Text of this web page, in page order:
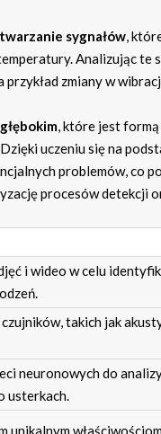
sygnałów,
Analizując te
zmiany w
, które jest
uczeniu się na
problemów, co
procesów detekcji
i wideo w celu
takich jak
neuronowych do
usterkach.
unikalnym